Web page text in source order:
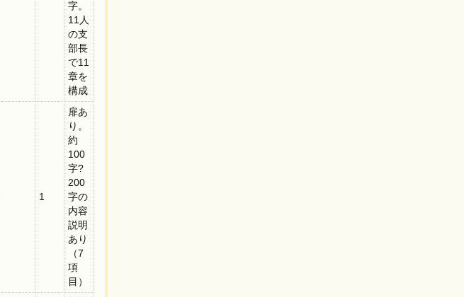
字。
11人
の支
部長
で11
章を
構成
1
扉あ
り。
約
100
字?
200
字の
内容
説明
あり
（7
項
目）